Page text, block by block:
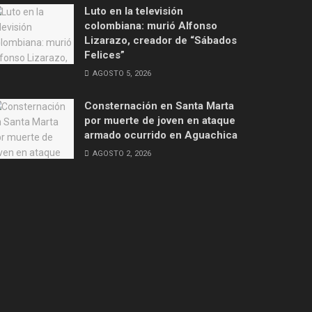
Luto en la televisión
colombiana: murió Alfonso
Lizarazo, creador de “Sábados
Felices”
AGOSTO 5, 2026
Consternación en Santa Marta
por muerte de joven en ataque
armado ocurrido en Aguachica
AGOSTO 2, 2026